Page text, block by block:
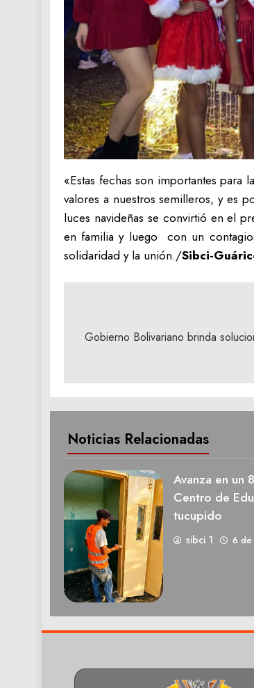
«Estas fechas son importantes
valores a nuestros semilleros, y es
luces navideñas se convirtió en el
en familia y luego con un
solidaridad y la unión./Sibci-
de
Gobierno Bolivariano brinda
Noticias Relacionadas
Avanza en un
Centro de
tucupido
sibci 1 6 de